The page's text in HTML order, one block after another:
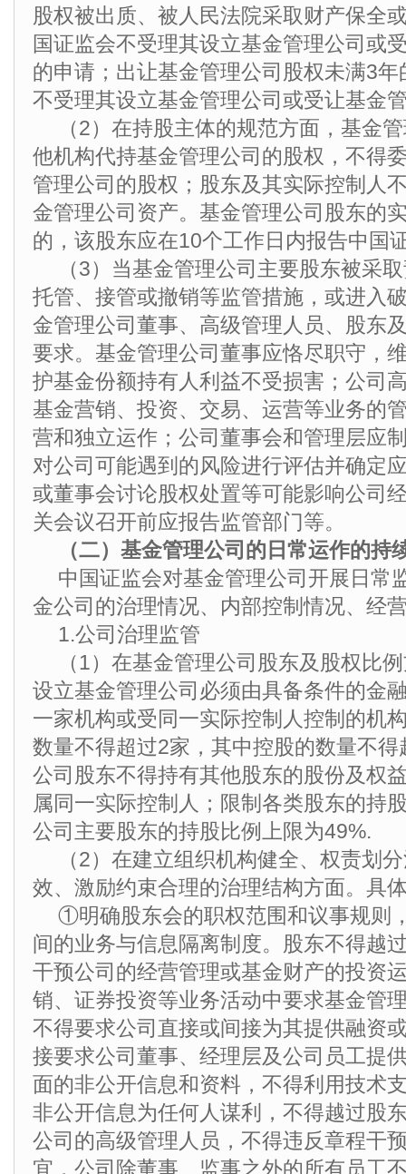
股权被出质、被人民法院采取财产保全
国证监会不受理其设立基金管理公司或
的申请；出让基金管理公司股权未满3
不受理其设立基金管理公司或受让基金
（2）在持股主体的规范方面，基金
他机构代持基金管理公司的股权，不得
管理公司的股权；股东及其实际控制人
金管理公司资产。基金管理公司股东的
的，该股东应在10个工作日内报告中国
（3）当基金管理公司主要股东被采
托管、接管或撤销等监管措施，或进入
金管理公司董事、高级管理人员、股东
要求。基金管理公司董事应恪尽职守，
护基金份额持有人利益不受损害；公司
基金营销、投资、交易、运营等业务的
营和独立运作；公司董事会和管理层应
对公司可能遇到的风险进行评估并确定
或董事会讨论股权处置等可能影响公司
关会议召开前应报告监管部门等。
（二）基金管理公司的日常运作的持
中国证监会对基金管理公司开展日常
金公司的治理情况、内部控制情况、经
1.公司治理监管
（1）在基金管理公司股东及股权比
设立基金管理公司必须由具备条件的金
一家机构或受同一实际控制人控制的机
数量不得超过2家，其中控股的数量不
公司股东不得持有其他股东的股份及权
属同一实际控制人；限制各类股东的持
公司主要股东的持股比例上限为49%.
（2）在建立组织机构健全、权责划
效、激励约束合理的治理结构方面。具
①明确股东会的职权范围和议事规则
间的业务与信息隔离制度。股东不得越
干预公司的经营管理或基金财产的投资
销、证券投资等业务活动中要求基金管
不得要求公司直接或间接为其提供融资
接要求公司董事、经理层及公司员工提
面的非公开信息和资料，不得利用技术
非公开信息为任何人谋利，不得越过股
公司的高级管理人员，不得违反章程干
宜，公司除董事、监事之外的所有员工